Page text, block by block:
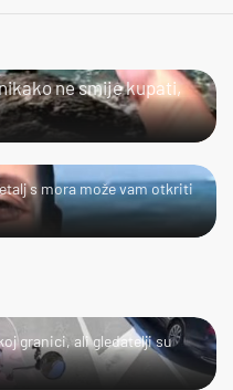
ne smije kupati,
s mora može vam otkriti
granici, ali gledatelji su